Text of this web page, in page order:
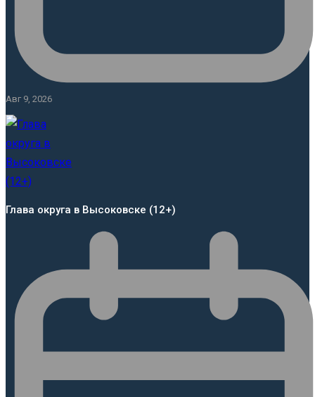
Авг 9, 2026
Глава округа в Высоковске (12+)